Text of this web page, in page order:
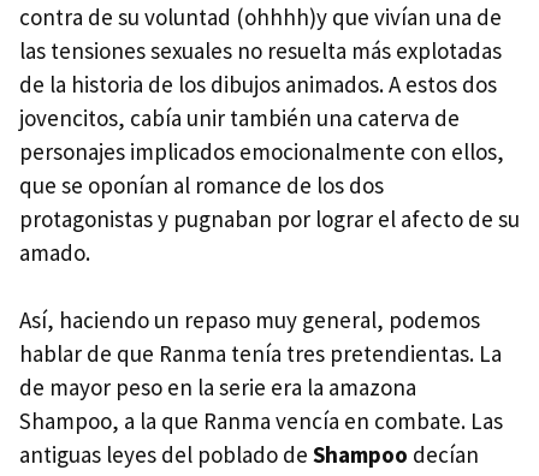
contra de su voluntad (ohhhh)y que vivían una de
las tensiones sexuales no resuelta más explotadas
de la historia de los dibujos animados. A estos dos
jovencitos, cabía unir también una caterva de
personajes implicados emocionalmente con ellos,
que se oponían al romance de los dos
protagonistas y pugnaban por lograr el afecto de su
amado.
Así, haciendo un repaso muy general, podemos
hablar de que Ranma tenía tres pretendientas. La
de mayor peso en la serie era la amazona
Shampoo, a la que Ranma vencía en combate. Las
antiguas leyes del poblado de Shampoo decían